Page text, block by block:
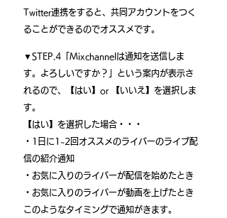
Twitter連携をすると、共同アカウントをつく
ることができるのでオススメです。
▼STEP.4「Mixchannelは通知を送信しま
す。よろしいですか？」という案内が表示さ
れるので、【はい】or 【いいえ】を選択しま
す。
【はい】を選択した場合・・・
・1日に1~2回オススメのライバーのライブ配
信の紹介通知
・お気に入りのライバーが配信を始めたとき
・お気に入りのライバーが動画を上げたとき
このようなタイミングで通知がきます。